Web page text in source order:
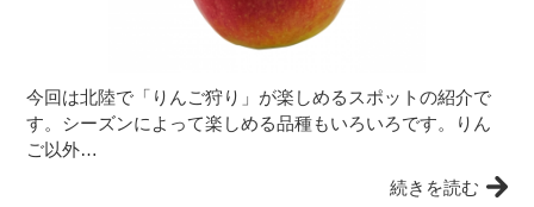
今回は北陸で「りんご狩り」が楽しめるスポットの紹介で
す。シーズンによって楽しめる品種もいろいろです。りん
ご以外…
続きを読む